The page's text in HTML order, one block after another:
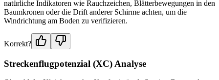
natürliche Indikatoren wie Rauchzeichen, Blätterbewegungen in den
Baumkronen oder die Drift anderer Schirme achten, um die
Windrichtung am Boden zu verifizieren.
Korrekt?
Streckenflugpotenzial (XC) Analyse